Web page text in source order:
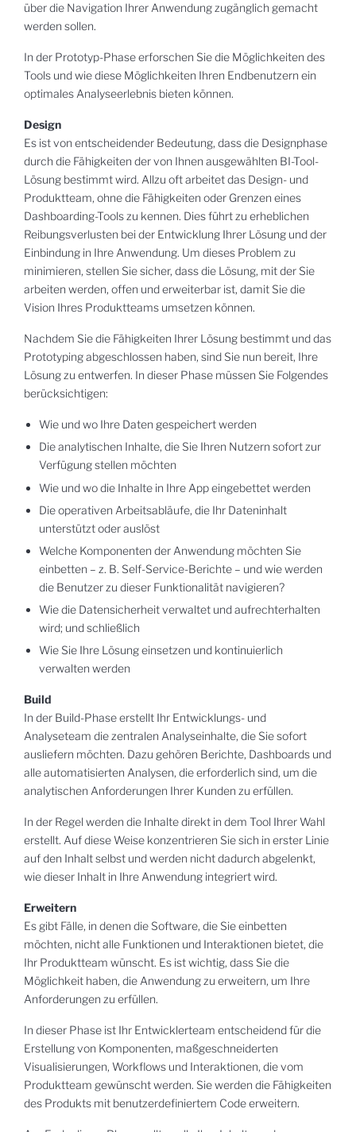
über die Navigation Ihrer Anwendung zugänglich gemacht
werden sollen.
In der Prototyp-Phase erforschen Sie die Möglichkeiten des
Tools und wie diese Möglichkeiten Ihren Endbenutzern ein
optimales Analyseerlebnis bieten können.
Design
Es ist von entscheidender Bedeutung, dass die Designphase
durch die Fähigkeiten der von Ihnen ausgewählten BI-Tool-
Lösung bestimmt wird. Allzu oft arbeitet das Design- und
Produktteam, ohne die Fähigkeiten oder Grenzen eines
Dashboarding-Tools zu kennen. Dies führt zu erheblichen
Reibungsverlusten bei der Entwicklung Ihrer Lösung und der
Einbindung in Ihre Anwendung. Um dieses Problem zu
minimieren, stellen Sie sicher, dass die Lösung, mit der Sie
arbeiten werden, offen und erweiterbar ist, damit Sie die
Vision Ihres Produktteams umsetzen können.
Nachdem Sie die Fähigkeiten Ihrer Lösung bestimmt und das
Prototyping abgeschlossen haben, sind Sie nun bereit, Ihre
Lösung zu entwerfen. In dieser Phase müssen Sie Folgendes
berücksichtigen:
Wie und wo Ihre Daten gespeichert werden
Die analytischen Inhalte, die Sie Ihren Nutzern sofort zur
Verfügung stellen möchten
Wie und wo die Inhalte in Ihre App eingebettet werden
Die operativen Arbeitsabläufe, die Ihr Dateninhalt
unterstützt oder auslöst
Welche Komponenten der Anwendung möchten Sie
einbetten – z. B. Self-Service-Berichte – und wie werden
die Benutzer zu dieser Funktionalität navigieren?
Wie die Datensicherheit verwaltet und aufrechterhalten
wird; und schließlich
Wie Sie Ihre Lösung einsetzen und kontinuierlich
verwalten werden
Build
In der Build-Phase erstellt Ihr Entwicklungs- und
Analyseteam die zentralen Analyseinhalte, die Sie sofort
ausliefern möchten. Dazu gehören Berichte, Dashboards und
alle automatisierten Analysen, die erforderlich sind, um die
analytischen Anforderungen Ihrer Kunden zu erfüllen.
In der Regel werden die Inhalte direkt in dem Tool Ihrer Wahl
erstellt. Auf diese Weise konzentrieren Sie sich in erster Linie
auf den Inhalt selbst und werden nicht dadurch abgelenkt,
wie dieser Inhalt in Ihre Anwendung integriert wird.
Erweitern
Es gibt Fälle, in denen die Software, die Sie einbetten
möchten, nicht alle Funktionen und Interaktionen bietet, die
Ihr Produktteam wünscht. Es ist wichtig, dass Sie die
Möglichkeit haben, die Anwendung zu erweitern, um Ihre
Anforderungen zu erfüllen.
In dieser Phase ist Ihr Entwicklerteam entscheidend für die
Erstellung von Komponenten, maßgeschneiderten
Visualisierungen, Workflows und Interaktionen, die vom
Produktteam gewünscht werden. Sie werden die Fähigkeiten
des Produkts mit benutzerdefiniertem Code erweitern.